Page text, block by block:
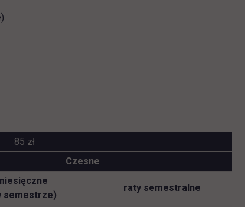
85 zł
Czesne
semestrze)
raty semestralne